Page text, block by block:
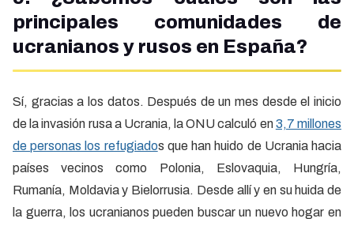
principales comunidades de
ucranianos y rusos en España?
Sí, gracias a los datos. Después de un mes desde el inicio
de la invasión rusa a Ucrania, la ONU calculó en3,7 millones
de personas los refugiados que han huido de Ucrania hacia
países vecinos como Polonia, Eslovaquia, Hungría,
Rumanía, Moldavia y Bielorrusia. Desde allí y en su huida de
la guerra, los ucranianos pueden buscar un nuevo hogar en